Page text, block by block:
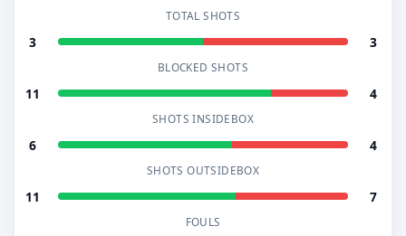
TOTAL SHOTS
3 3
BLOCKED SHOTS
11 4
SHOTS INSIDEBOX
6 4
SHOTS OUTSIDEBOX
11 7
FOULS